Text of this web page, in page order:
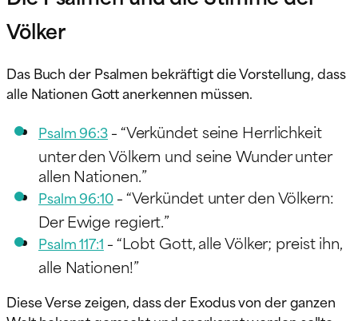
Völker
Das Buch der Psalmen bekräftigt die Vorstellung, dass
alle Nationen Gott anerkennen müssen.
Psalm 96:3–“Verkündet seine Herrlichkeit
unter den Völkern und seine Wunder unter
allen Nationen.”
Psalm 96:10–“Verkündet unter den Völkern:
Der Ewige regiert.”
Psalm 117:1 –“Lobt Gott, alle Völker; preist ihn,
alle Nationen!”
Diese Verse zeigen, dass der Exodus von der ganzen